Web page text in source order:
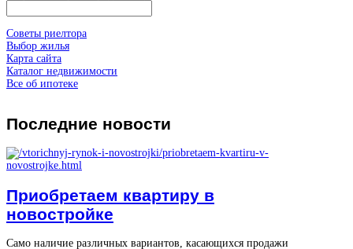
Советы риелтора
Выбор жилья
Карта сайта
Каталог недвижимости
Все об ипотеке
Последние новости
Приобретаем квартиру в
новостройке
Само наличие различных вариантов, касающихся продажи